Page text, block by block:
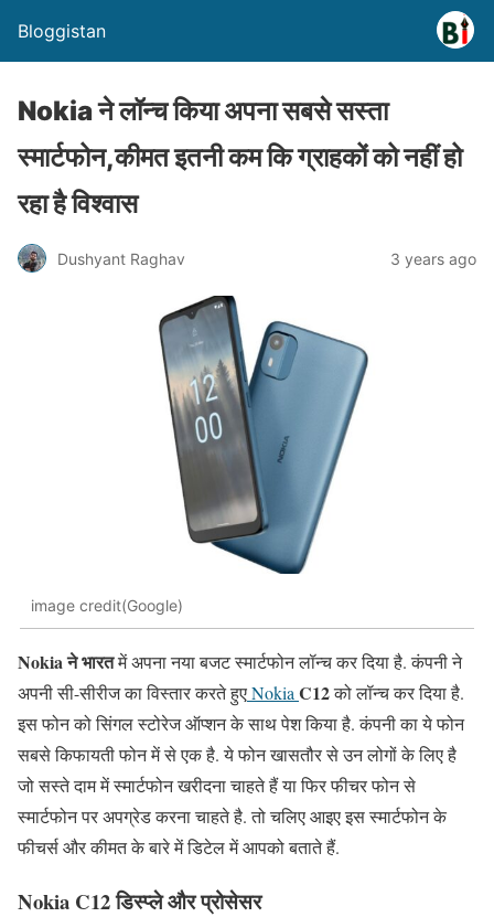
Bloggistan
Nokia ने लॉन्च किया अपना सबसे सस्ता
स्मार्टफोन,कीमत इतनी कम कि ग्राहकों को नहीं हो
रहा है विश्वास
Dushyant Raghav 3 years ago
image credit(Google)
Nokia ने भारतमें अपना नया बजट स्मार्टफोन लॉन्च कर दिया है. कंपनी ने
अपनी सी-सीरीज का विस्तार करते हुएNokia C12को लॉन्च कर दिया है.
इस फोन को सिंगल स्टोरेज ऑप्शन के साथ पेश किया है. कंपनी का ये फोन
सबसे किफायती फोन में से एक है. ये फोन खासतौर से उन लोगों के लिए है
जो सस्ते दाम में स्मार्टफोन खरीदना चाहते हैं या फिर फीचर फोन से
स्मार्टफोन पर अपग्रेड करना चाहते है. तो चलिए आइए इस स्मार्टफोन के
फीचर्स और कीमत के बारे में डिटेल में आपको बताते हैं.
Nokia C12 डिस्प्ले और प्रोसेसर